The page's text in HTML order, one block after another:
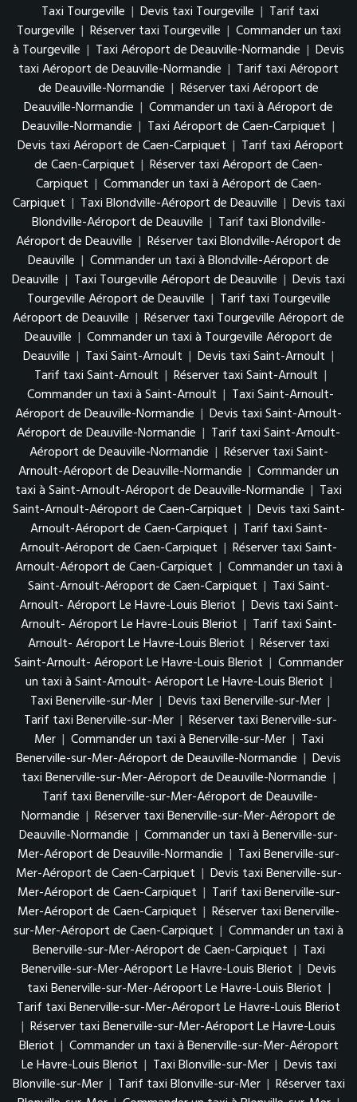
Taxi Tourgeville | Devis taxi Tourgeville | Tarif taxi
Tourgeville | Réserver taxi Tourgeville | Commander un taxi
à Tourgeville | Taxi Aéroport de Deauville-Normandie | Devis
taxi Aéroport de Deauville-Normandie | Tarif taxi Aéroport
de Deauville-Normandie | Réserver taxi Aéroport de
Deauville-Normandie | Commander un taxi à Aéroport de
Deauville-Normandie | Taxi Aéroport de Caen-Carpiquet |
Devis taxi Aéroport de Caen-Carpiquet | Tarif taxi Aéroport
de Caen-Carpiquet | Réserver taxi Aéroport de Caen-
Carpiquet | Commander un taxi à Aéroport de Caen-
Carpiquet | Taxi Blondville-Aéroport de Deauville | Devis taxi
Blondville-Aéroport de Deauville | Tarif taxi Blondville-
Aéroport de Deauville | Réserver taxi Blondville-Aéroport de
Deauville | Commander un taxi à Blondville-Aéroport de
Deauville | Taxi Tourgeville Aéroport de Deauville | Devis taxi
Tourgeville Aéroport de Deauville | Tarif taxi Tourgeville
Aéroport de Deauville | Réserver taxi Tourgeville Aéroport de
Deauville | Commander un taxi à Tourgeville Aéroport de
Deauville | Taxi Saint-Arnoult | Devis taxi Saint-Arnoult |
Tarif taxi Saint-Arnoult | Réserver taxi Saint-Arnoult |
Commander un taxi à Saint-Arnoult | Taxi Saint-Arnoult-
Aéroport de Deauville-Normandie | Devis taxi Saint-Arnoult-
Aéroport de Deauville-Normandie | Tarif taxi Saint-Arnoult-
Aéroport de Deauville-Normandie | Réserver taxi Saint-
Arnoult-Aéroport de Deauville-Normandie | Commander un
taxi à Saint-Arnoult-Aéroport de Deauville-Normandie | Taxi
Saint-Arnoult-Aéroport de Caen-Carpiquet | Devis taxi Saint-
Arnoult-Aéroport de Caen-Carpiquet | Tarif taxi Saint-
Arnoult-Aéroport de Caen-Carpiquet | Réserver taxi Saint-
Arnoult-Aéroport de Caen-Carpiquet | Commander un taxi à
Saint-Arnoult-Aéroport de Caen-Carpiquet | Taxi Saint-
Arnoult- Aéroport Le Havre-Louis Bleriot | Devis taxi Saint-
Arnoult- Aéroport Le Havre-Louis Bleriot | Tarif taxi Saint-
Arnoult- Aéroport Le Havre-Louis Bleriot | Réserver taxi
Saint-Arnoult- Aéroport Le Havre-Louis Bleriot | Commander
un taxi à Saint-Arnoult- Aéroport Le Havre-Louis Bleriot |
Taxi Benerville-sur-Mer | Devis taxi Benerville-sur-Mer |
Tarif taxi Benerville-sur-Mer | Réserver taxi Benerville-sur-
Mer | Commander un taxi à Benerville-sur-Mer | Taxi
Benerville-sur-Mer-Aéroport de Deauville-Normandie | Devis
taxi Benerville-sur-Mer-Aéroport de Deauville-Normandie |
Tarif taxi Benerville-sur-Mer-Aéroport de Deauville-
Normandie | Réserver taxi Benerville-sur-Mer-Aéroport de
Deauville-Normandie | Commander un taxi à Benerville-sur-
Mer-Aéroport de Deauville-Normandie | Taxi Benerville-sur-
Mer-Aéroport de Caen-Carpiquet | Devis taxi Benerville-sur-
Mer-Aéroport de Caen-Carpiquet | Tarif taxi Benerville-sur-
Mer-Aéroport de Caen-Carpiquet | Réserver taxi Benerville-
sur-Mer-Aéroport de Caen-Carpiquet | Commander un taxi à
Benerville-sur-Mer-Aéroport de Caen-Carpiquet | Taxi
Benerville-sur-Mer-Aéroport Le Havre-Louis Bleriot | Devis
taxi Benerville-sur-Mer-Aéroport Le Havre-Louis Bleriot |
Tarif taxi Benerville-sur-Mer-Aéroport Le Havre-Louis Bleriot
| Réserver taxi Benerville-sur-Mer-Aéroport Le Havre-Louis
Bleriot | Commander un taxi à Benerville-sur-Mer-Aéroport
Le Havre-Louis Bleriot | Taxi Blonville-sur-Mer | Devis taxi
Blonville-sur-Mer | Tarif taxi Blonville-sur-Mer | Réserver taxi